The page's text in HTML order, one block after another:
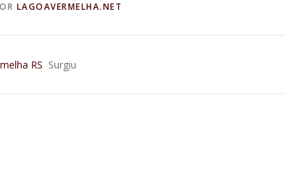
LAGOAVERMELHA.NET
RS Surgiu